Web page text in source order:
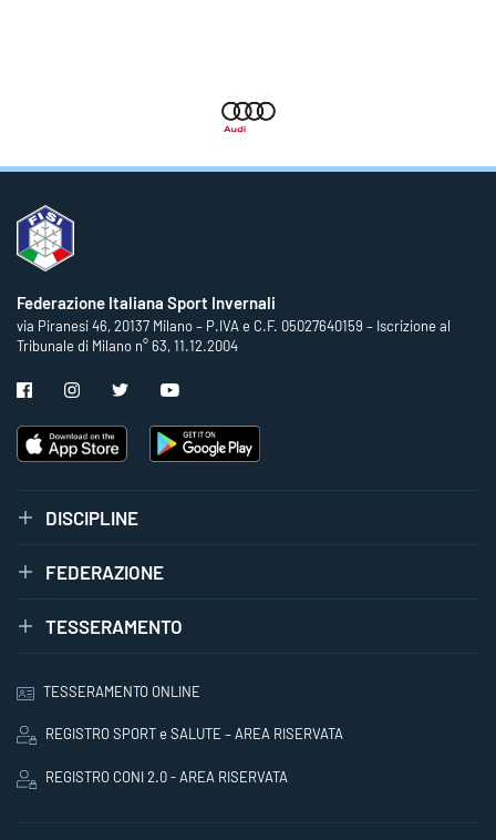
Federazione Italiana Sport Invernali
via Piranesi 46, 20137 Milano – P.IVA e C.F. 05027640159 – Iscrizione al
Tribunale di Milano n° 63, 11.12.2004
DISCIPLINE
FEDERAZIONE
TESSERAMENTO
TESSERAMENTO ONLINE
REGISTRO SPORT e SALUTE – AREA RISERVATA
REGISTRO CONI 2.0 - AREA RISERVATA